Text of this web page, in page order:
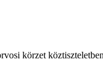
körzet